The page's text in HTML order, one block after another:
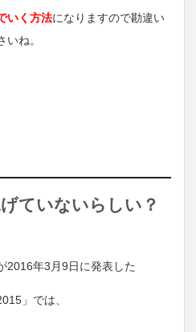
いく方法になりますので勘違い
ね。
ていないらしい？
2016年3月9日に発表した
」では、